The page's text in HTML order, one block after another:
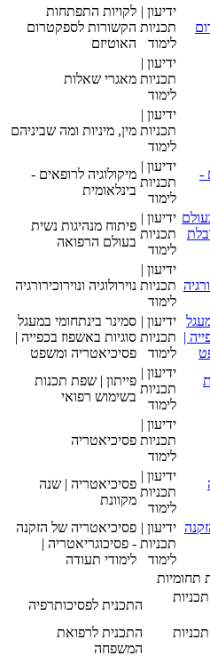
ידיעון |
תכניות
לימוד
לקויות התפתחות
הקשורות לספקטרום
האוטיזם
ידיעון |
תכניות
לימוד
מאגרי שאלות
ידיעון |
תכניות
לימוד
מין, מיניות ומה שביניהם
-
ידיעון |
תכניות
לימוד
מיקולוגיה לרופאים -
בינלאומית
ידיעון |
תכניות
לימוד
פיתוח מנהיגות נשית
בעולם הרפואה
ידיעון |
תכניות
לימוד
נוירולוגיה ונוירוכירורגיה
|
ידיעון |
תכניות
לימוד
סמינר בינתחומי במעגל
סוגיות באשפוז בכפייה |
פסיכיאטריה ומשפט
ידיעון |
תכניות
לימוד
פייתון | שפת תכנות
בשימוש רפואי
ידיעון |
תכניות
לימוד
פסיכיאטריה
ידיעון |
תכניות
לימוד
פסיכיאטריה | שנה
מקוונת
ידיעון |
תכניות
לימוד
פסיכיאטריה של הזקנה
- פסיכוגריאטריה |
לימודי תעודה
תחומיות
תכניות
התכנית לפסיכותרפיה
תכניות
התכנית לרפואת
המשפחה